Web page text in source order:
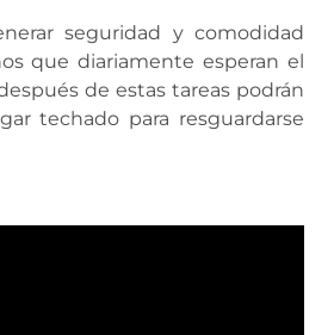
seguridad y comodidad
que diariamente esperan el
de estas tareas podrán
techado para resguardarse